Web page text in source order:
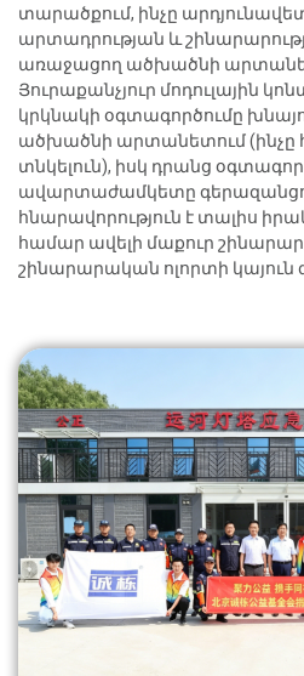
տարածքում, ինչը
արտադրության և
առաջացող ածխածնի
Յուրաքանչյուր մոդուլային
կրկնակի օգտագործումը
ածխածնի արտանետում (ինչը
տնկելուն), իսկ դրանց
ավարտաժամկետը
հնարավորություն է տալիս
համար ավելի մաքուր
շինարարական ոլորտի